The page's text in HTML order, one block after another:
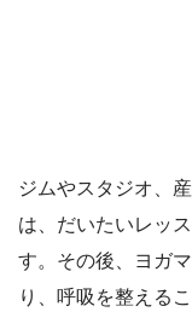
ジムやスタジオ、
は、だいたいレッ
す。その後、ヨガ
り、呼吸を整える